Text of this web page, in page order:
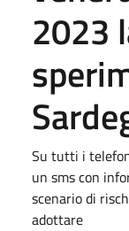
2023
Su tutti i
un sms con
scenario di
adottare